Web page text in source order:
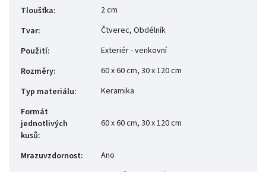
Tloušťka:
2 cm
Tvar:
Čtverec, Obdélník
Použití:
Exteriér - venkovní
Rozměry:
60 x 60 cm, 30 x 120 cm
Typ materiálu:
Keramika
Formát
jednotlivých
kusů:
60 x 60 cm, 30 x 120 cm
Mrazuvzdornost:
Ano